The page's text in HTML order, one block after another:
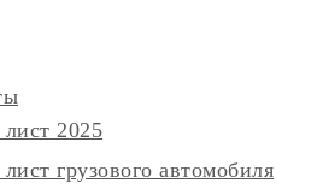
2025
грузового автомобиля